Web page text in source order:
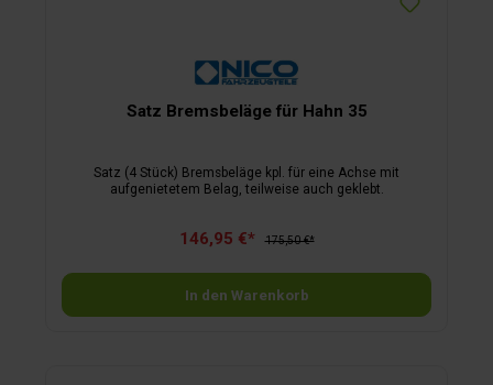
Satz Bremsbeläge für Hahn 35
Satz (4 Stück) Bremsbeläge kpl. für eine Achse mit
aufgenietetem Belag, teilweise auch geklebt.
146,95 €* 175,50 €*
In den Warenkorb